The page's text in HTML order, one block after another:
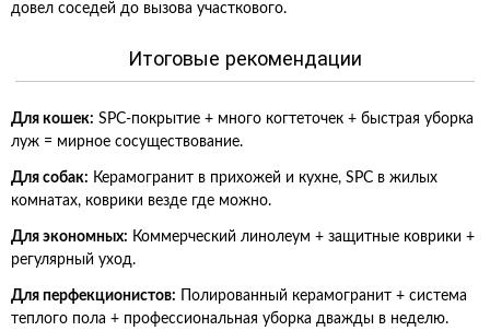
довел соседей до вызова участкового.
Итоговые рекомендации
Для кошек: SPC-покрытие + много когтеточек + быстрая уборка
луж = мирное сосуществование.
Для собак: Керамогранит в прихожей и кухне, SPC в жилых
комнатах, коврики везде где можно.
Для экономных: Коммерческий линолеум + защитные коврики +
регулярный уход.
Для перфекционистов: Полированный керамогранит + система
теплого пола + профессиональная уборка дважды в неделю.